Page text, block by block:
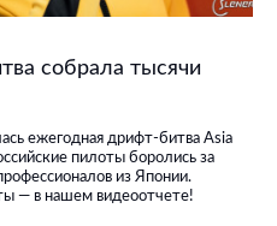
собрала тысячи
ежегодная дрифт-битва Asia
пилоты боролись за
из Японии.
— в нашем видеоотчете!